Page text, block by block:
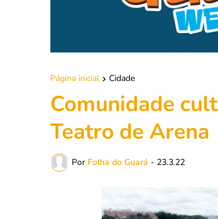
Página inicial Cidade
Comunidade
Teatro de Arena
Por Folha do Guará - 23.3.22